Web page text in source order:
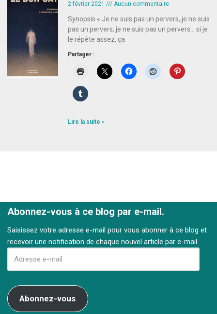
2 février 2021 Aucun commentaire
Synopsis « Je ne suis pas un pervers, je ne suis
pas un pervers, je ne suis pas un pervers… si je
le répète assez, ça
Partager :
Lire la suite »
Abonnez-vous à ce blog par e-mail.
Saisissez votre adresse e-mail pour vous abonner à ce blog et
recevoir une notification de chaque nouvel article par e-mail.
Abonnez-vous